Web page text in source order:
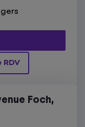
RDV
Foch,